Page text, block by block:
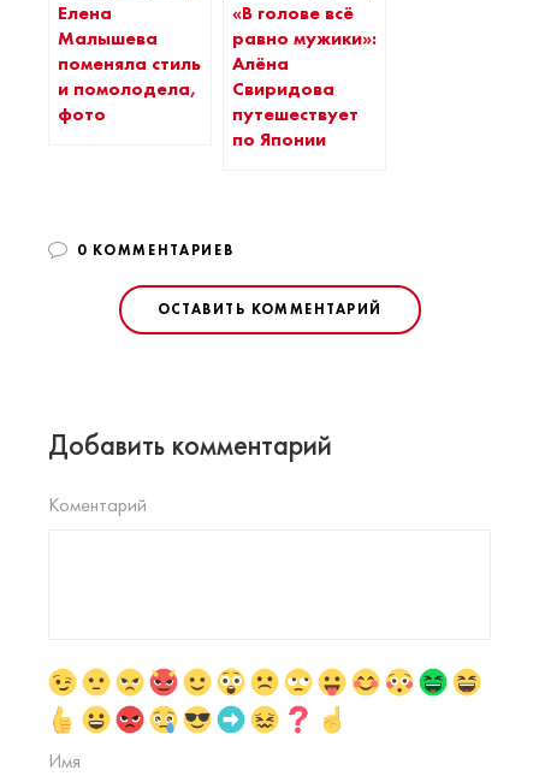
Елена
Малышева
поменяла стиль
и помолодела,
фото
«В голове всё
равно мужики»:
Алёна
Свиридова
путешествует
по Японии
0 КОММЕНТАРИЕВ
ОСТАВИТЬ КОММЕНТАРИЙ
Добавить комментарий
Коментарий
Имя